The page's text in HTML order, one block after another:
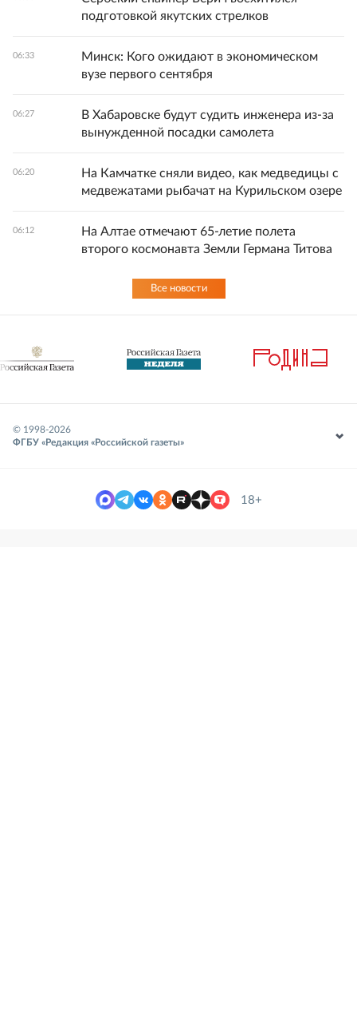
подготовкой якутских стрелков
06:33
Минск: Кого ожидают в экономическом
вузе первого сентября
06:27
В Хабаровске будут судить инженера из-за
вынужденной посадки самолета
06:20
На Камчатке сняли видео, как медведицы с
медвежатами рыбачат на Курильском озере
06:12
На Алтае отмечают 65-летие полета
второго космонавта Земли Германа Титова
Все новости
© 1998-2026
ФГБУ «Редакция «Российской газеты»
18+